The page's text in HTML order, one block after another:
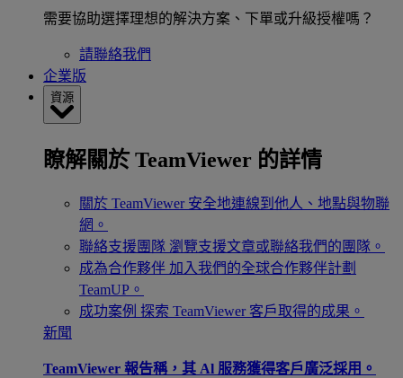
需要協助選擇理想的解決方案、下單或升級授權嗎？
請聯絡我們
企業版
資源
瞭解關於 TeamViewer 的詳情
關於 TeamViewer 安全地連線到他人、地點與物聯
網。
聯絡支援團隊 瀏覽支援文章或聯絡我們的團隊。
成為合作夥伴 加入我們的全球合作夥伴計劃
TeamUP。
成功案例 探索 TeamViewer 客戶取得的成果。
新聞
TeamViewer 報告稱，其 Al 服務獲得客戶廣泛採用。